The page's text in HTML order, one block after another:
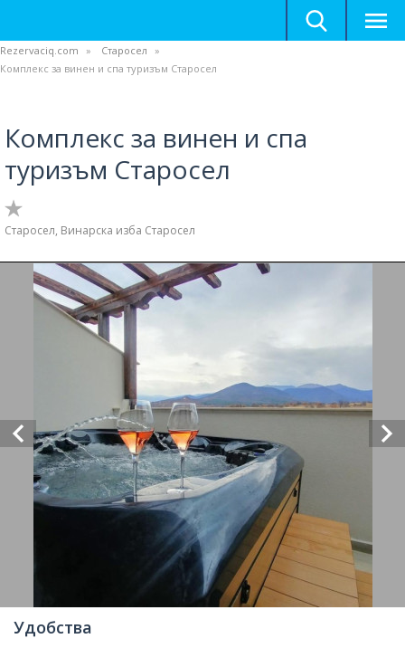
Rezervaciq.com
Старосел
Комплекс за винен и спа туризъм Старосел
Комплекс за винен и спа
туризъм Старосел
Старосел, Винарска изба Старосел
Удобства